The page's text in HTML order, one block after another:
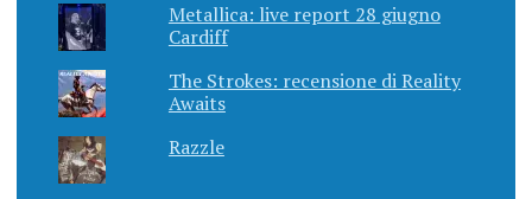
Metallica: live report 28 giugno
Cardiff
The Strokes: recensione di Reality
Awaits
Razzle